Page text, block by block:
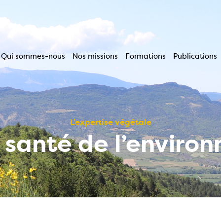
Qui sommes-nous Nos missions Formations Publications
L’expertise végétale
de